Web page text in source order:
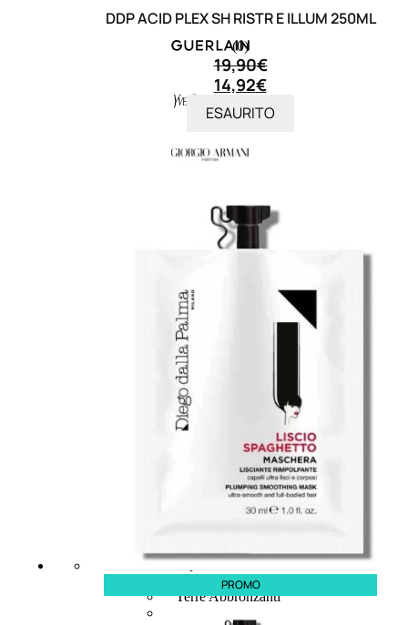
MAKE UP
Base/ Primer Occhi
Base/ Primer Viso
Palette E Cofanetti Occhi
Palette E Cofanetti Viso
Cipria
Fard/Blush
Terre Abbronzanti
DDP ACID PLEX SH RISTR E ILLUM 250ML
(0)
19,90€
14,92€
ESAURITO
PROMO